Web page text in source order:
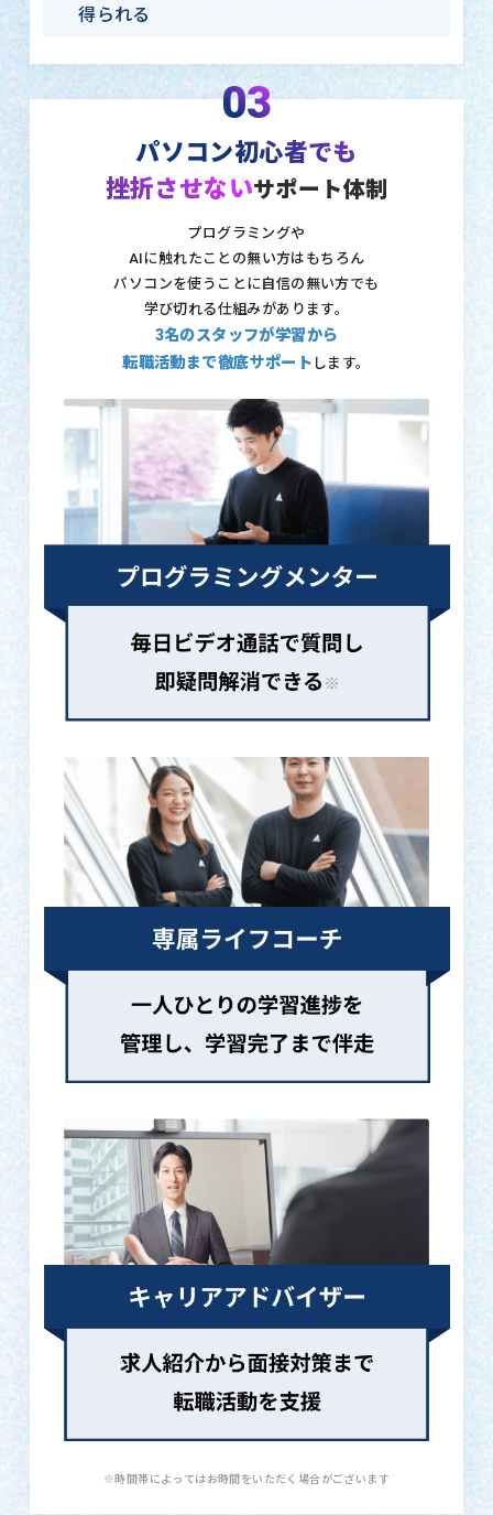
得られる
03
パソコン初心者でも
挫折させないサポート体制
プログラミングや
AIに触れたことの無い方はもちろん
パソコンを使うことに自信の無い方でも
学び切れる仕組みがあります。
3名のスタッフが学習から
転職活動まで徹底サポート します。
※時間帯によってはお時間をいただく場合がございます